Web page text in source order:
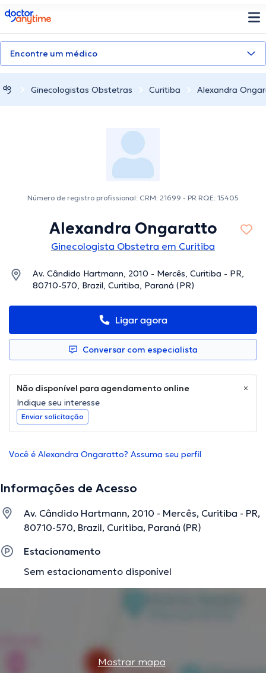
doctoranytime
Encontre um médico
Ginecologistas Obstetras Curitiba Alexandra
Número de registro profissional: CRM: 21699 - PR RQE: 15405
Alexandra Ongaratto
Ginecologista Obstetra em Curitiba
Av. Cândido Hartmann, 2010 - Mercês, Curitiba - PR,
80710-570, Brazil, Curitiba, Paraná (PR)
Ligar agora
Conversar com especialista
Não disponível para agendamento online
Indique seu interesse
Enviar solicitação
Você é Alexandra Ongaratto? Assuma seu perfil
Informações de Acesso
Av. Cândido Hartmann, 2010 - Mercês, Curitiba - PR,
80710-570, Brazil, Curitiba, Paraná (PR)
Estacionamento
Sem estacionamento disponível
Mostrar mapa